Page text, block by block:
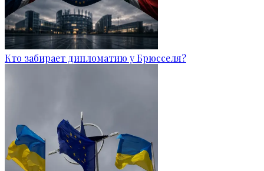
Кто забирает дипломатию у Брюсселя?